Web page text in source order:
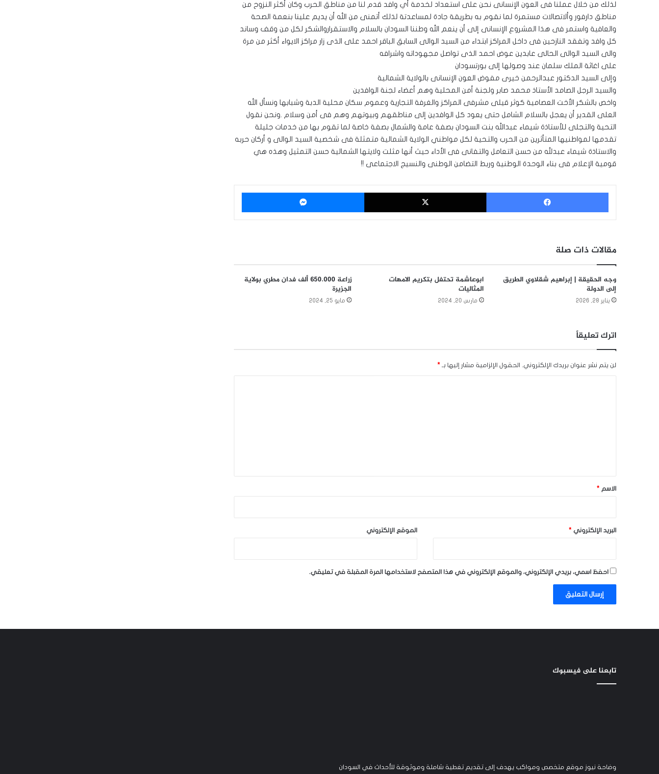
لذلك من خلال عملنا فى العون الإنسانى نحن على استعداد لخدمة أي وافد قدم لنا من مناطق الحرب وكان أكثر النزوح من
مناطق دارفور وألاتصالات مستمرة لما نقوم به بطريقة جادة لمساعدتة لذلك أتمنى من الله أن يديم علينا بنعمة الصحة
والعافية واستمر فى هذا المشروع الإنسانى إلى أن ينعم الله وطننا السودان بالسلام والاستقراروالشكر لكل من وقف وساند
كل وافد وتفقد النازحين فى داخل المراكز ابتداء من السيد الوالى السابق الباقر احمد على الذى زار مراكز الايواء أكثر من مرة
والى السيد الوالى الحالى عابدين عوض احمد الذى تواصل مجهوداته واشرافه
على اغاثة الملك سلمان عند وصولها إلى بورتسودان
وإلى السيد الدكتور عبدالرحمن خيرى مفوض العون الإنسانى بالولاية الشمالية
والسيد الرجل الصامد الأستاذ محمد صابر ولجنة أمن المحلية وهم أعضاء لجنة الوافدين
واخص بالشكر الأخت العصامية كوثر قيلى مشرفى المراكز والغرفة التجارية وعموم سكان محلية الدبة وشبابها ونسأل الله
العلى القدير أن يعجل بالسلام الشامل حتى يعود كل الوافدين إلى مناطقهم وبيوتهم وهم فى أمن وسلام .ونحن نقول
التحية والتجلى للأستاذة شيماء عبدالله بنت السودان بصفة عامة والشمال بصفة خاصة لما تقوم بها من خدمات جليلة
تقدمها لمواطنيها المتأثرين من الحرب والتحية لكل مواطني الولاية الشمالية متمثلة فى شخصية السيد الوالى و أركان حربه
والاستاذة شيماء عبدلله من حسن التعامل والتفانى فى الأداء حيث أنها مثلت ولايتها الشمالية حسن التمثيل وهذه هي
قومية الإعلام فى بناء الوحدة الوطنية وربط التضامن الوطنى والنسيج الاجتماعى !!
فيسبوك ‫X
مقالات ذات صلة
وجه الحقيقة | إبراهيم شقلاوي الطريق
إلى الدولة
يناير 28, 2026
ابوعاشمة تحتفل بتكريم الامهات
المثاليات
مارس 20, 2024
زراعة 650.000 ألف فدان مطري بولاية
الجزيرة
مايو 25, 2024
اترك تعليقاً
لن يتم نشر عنوان بريدك الإلكتروني. الحقول الإلزامية مشار إليها بـ *
*الاسم *
البريد الإلكتروني * الموقع الإلكتروني
احفظ اسمي، بريدي الإلكتروني، والموقع الإلكتروني في هذا المتصفح لاستخدامها المرة المقبلة في تعليقي.
تابعنا على فيسبوك
وضاحة نيوز موقع متخصص ومواكب يهدف إلى تقديم تغطية شاملة وموثوقة للأحداث في السودان